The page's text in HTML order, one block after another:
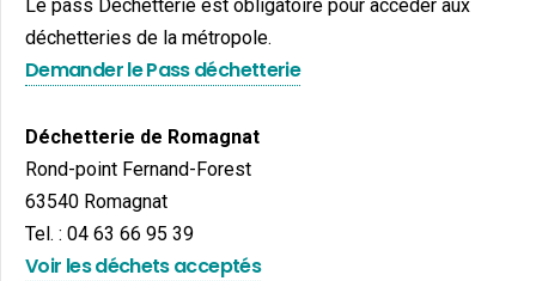
Le pass Déchetterie est obligatoire pour accéder aux
déchetteries de la métropole.
Demander le Pass déchetterie
Déchetterie de Romagnat
Rond-point Fernand-Forest
63540 Romagnat
Tel. : 04 63 66 95 39
Voir les déchets acceptés